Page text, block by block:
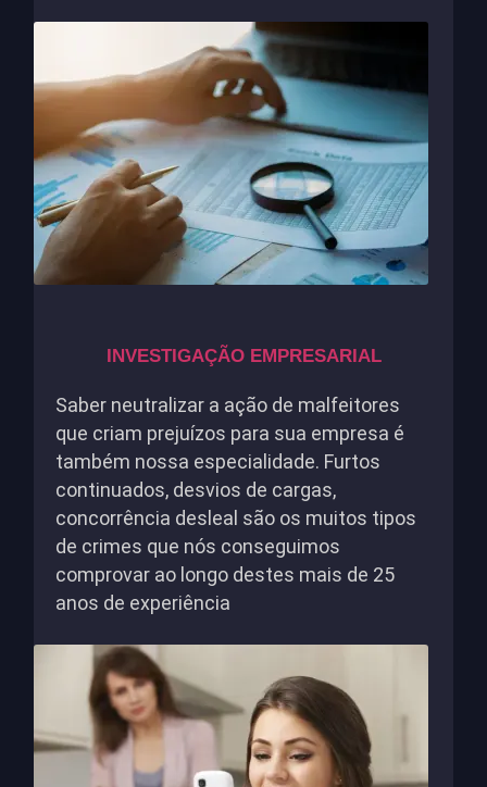
INVESTIGAÇÃO EMPRESARIAL
Saber neutralizar a ação de malfeitores
que criam prejuízos para sua empresa é
também nossa especialidade. Furtos
continuados, desvios de cargas,
concorrência desleal são os muitos tipos
de crimes que nós conseguimos
comprovar ao longo destes mais de 25
anos de experiência